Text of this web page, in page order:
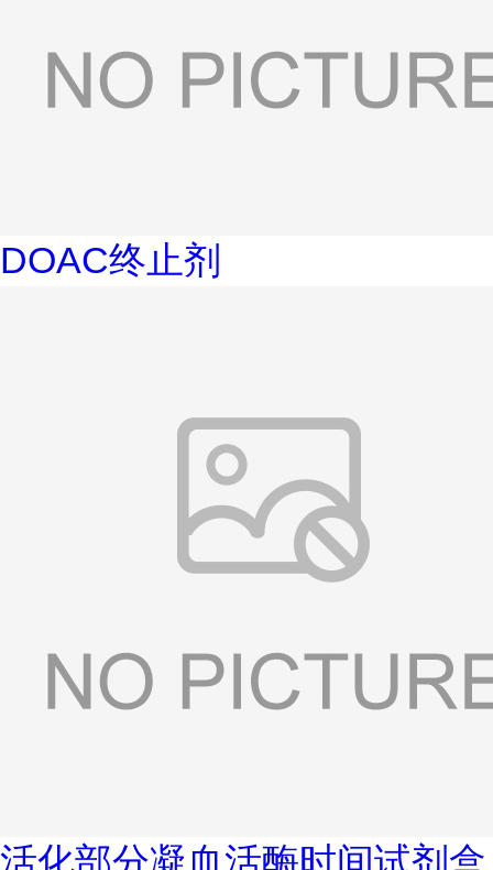
DOAC终止剂
活化部分凝血活酶时间试剂盒